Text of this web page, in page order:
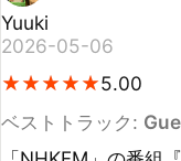
★
★★
★★
★
今から42年前に放送さ
放送された。この『